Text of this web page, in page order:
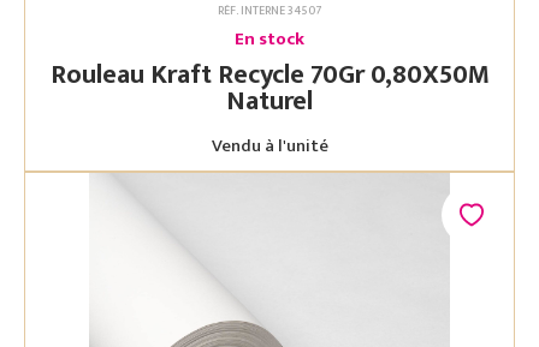
RÉF. INTERNE 34507
En stock
Rouleau Kraft Recycle 70Gr 0,80X50M
Naturel
Vendu à l'unité